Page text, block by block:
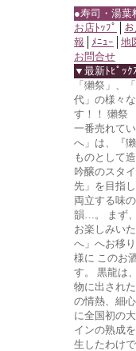
●寿司・湯
お店ﾄｯﾌﾟ
報
ﾒﾆｭｰ
地
お問合せ
▼最新ﾄﾋﾟｯｸ
「獺祭」、
代」の様々
す！！ 獺祭
一番売れて
へ」は、『
ものとして
吟醸のスタ
先」を目指
両立する味
韻…。 まず
お楽しみい
へ」へお移
様に このお
す。 黒龍は
物に出され
の情熱、細
に全国初の
インの熟成
生したわけ